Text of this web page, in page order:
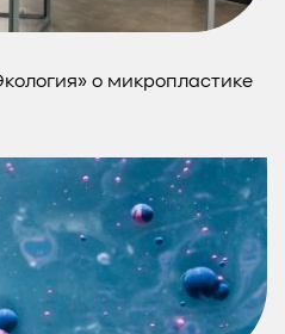
о микропластике